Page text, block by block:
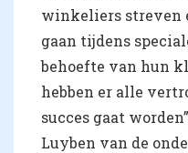
winkeliers streven
gaan tijdens
behoefte van hun
hebben er alle
succes gaat
Luyben van de